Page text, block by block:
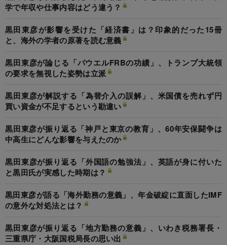
学で年収や仕事内容はどう違う？
黒田東彦が影響を受けた「経済書」は？印象的だった15冊
と、海外の学者の原著を読む意義
黒田東彦が論じる「パウエルFRBの功績」、トランプ大統領
の要求を無視した姿勢は立派
黒田東彦が解説する「為替介入の誤解」、米国債を売れず円
買い資金が不足するという勘違い
黒田東彦が振り返る「神戸と東京の教育」、60年安保闘争は
中高生にどんな影響を与えたのか
黒田東彦が振り返る「外国語の勉強法」、英語が身に付いた
と黒田氏が実感した時期は？
黒田東彦が語る「海外勤務の意義」、年金破綻に直面したIMF
の意外な対処法とは？
黒田東彦が振り返る「地方勤務の意義」、いわき税務署長・
三重県庁・大阪国税局長の思い出